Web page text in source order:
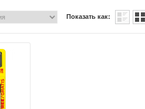
Показать как: